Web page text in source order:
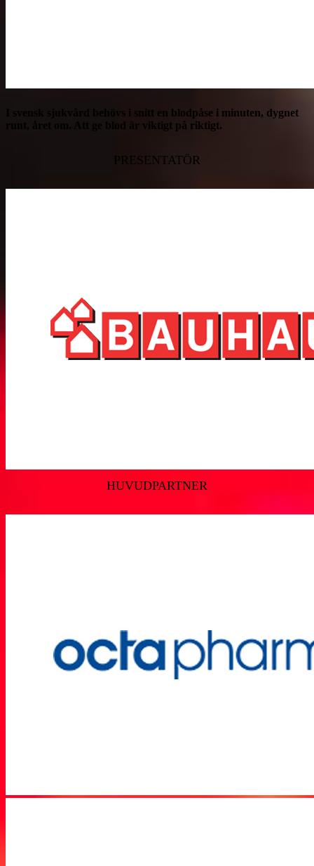
I svensk sjukvård behövs i snitt en blodpåse i minuten, dygnet
runt, året om. Att ge blod är viktigt på riktigt.
PRESENTATÖR
HUVUDPARTNER